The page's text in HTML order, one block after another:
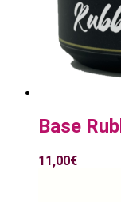
Base
11,00€